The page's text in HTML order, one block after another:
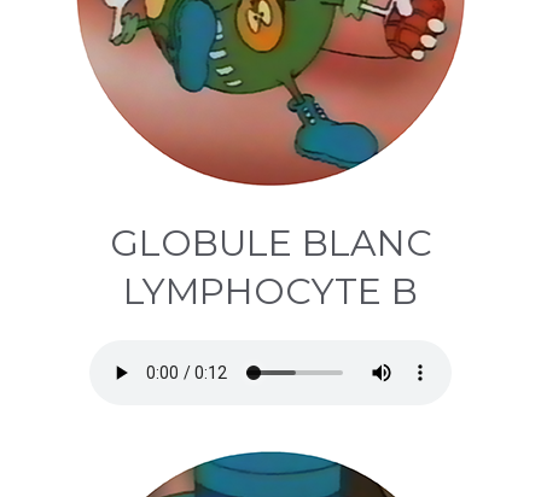
GLOBULE BLANC
LYMPHOCYTE B